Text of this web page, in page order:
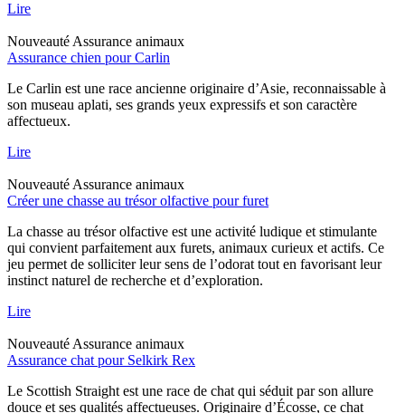
Lire
Nouveauté Assurance animaux
Assurance chien pour Carlin
Le Carlin est une race ancienne originaire d’Asie, reconnaissable à
son museau aplati, ses grands yeux expressifs et son caractère
affectueux.
Lire
Nouveauté Assurance animaux
Créer une chasse au trésor olfactive pour furet
La chasse au trésor olfactive est une activité ludique et stimulante
qui convient parfaitement aux furets, animaux curieux et actifs. Ce
jeu permet de solliciter leur sens de l’odorat tout en favorisant leur
instinct naturel de recherche et d’exploration.
Lire
Nouveauté Assurance animaux
Assurance chat pour Selkirk Rex
Le Scottish Straight est une race de chat qui séduit par son allure
douce et ses qualités affectueuses. Originaire d’Écosse, ce chat